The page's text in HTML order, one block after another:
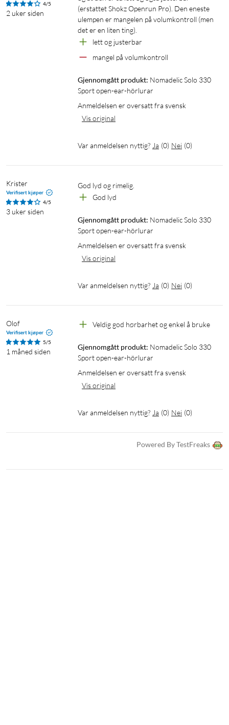
Type hodetelefon: open-ear
Driftstemperatur: 0 °C til 50 °C
Bluetooth-versjon: 6.0 (10 m rekkevidde)
Bluetooth-frekvens: 2402–2480 MHz
Følsomhet: 100 ±3 dB
Dynamisk frekvensområde: 20 Hz til 20 kHz
Batterikapasitet: 50 mAh
Batteritid, trådløs lytting: opptil 7 t (ved 50 % volum)
Strømtilførsel: 5 V DC, 50 mA (lader selges separat)
Støtte for trådløs lading: nei
I pakken
1 x trådløse open-ear-hodetelefoner
1 x USB-A- til USB-C-ladekabel (0,3 m)
Hurtigstartveiledning
4/5
2 uker siden
(erstattet Shokz Openrun Pro). Den eneste
ulempen er mangelen på volumkontroll (men
det er en liten ting).
lett og justerbar
mangel på volumkontroll
Gjennomgått produkt: Nomadelic Solo 330
Sport open-ear-hörlurar
Anmeldelsen er oversatt fra svensk
Vis original
Var anmeldelsen nyttig? Ja (0) Nei (0)
Krister
Verifisert kjøper
4/5
3 uker siden
God lyd og rimelig.
God lyd
Gjennomgått produkt: Nomadelic Solo 330
Sport open-ear-hörlurar
Anmeldelsen er oversatt fra svensk
Vis original
Var anmeldelsen nyttig? Ja (0) Nei (0)
Olof
Verifisert kjøper
5/5
1 måned siden
Veldig god hørbarhet og enkel å bruke
Gjennomgått produkt: Nomadelic Solo 330
Sport open-ear-hörlurar
Anmeldelsen er oversatt fra svensk
Vis original
Var anmeldelsen nyttig? Ja (0) Nei (0)
Powered By TestFreaks